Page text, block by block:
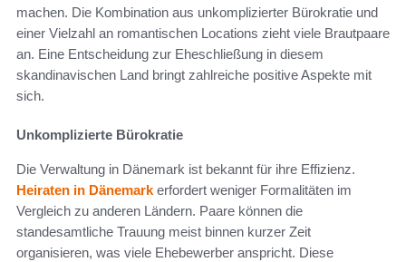
machen. Die Kombination aus unkomplizierter Bürokratie und
einer Vielzahl an romantischen Locations zieht viele Brautpaare
an. Eine Entscheidung zur Eheschließung in diesem
skandinavischen Land bringt zahlreiche positive Aspekte mit
sich.
Unkomplizierte Bürokratie
Die Verwaltung in Dänemark ist bekannt für ihre Effizienz.
Heiraten in Dänemark erfordert weniger Formalitäten im
Vergleich zu anderen Ländern. Paare können die
standesamtliche Trauung meist binnen kurzer Zeit
organisieren, was viele Ehebewerber anspricht. Diese